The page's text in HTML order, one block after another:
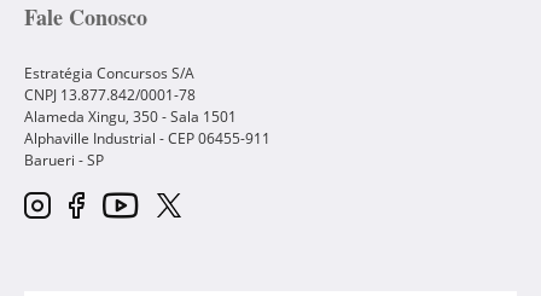
Fale Conosco
Estratégia Concursos S/A
CNPJ 13.877.842/0001-78
Alameda Xingu, 350 - Sala 1501
Alphaville Industrial - CEP06455-911
Barueri -SP